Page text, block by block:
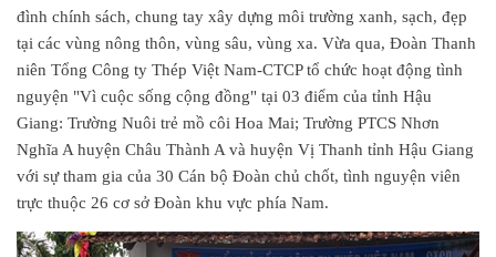
đình chính sách, chung tay xây dựng môi trường xanh, sạch, đẹp
tại các vùng nông thôn, vùng sâu, vùng xa. Vừa qua, Đoàn Thanh
niên Tổng Công ty Thép Việt Nam-CTCP tổ chức hoạt động tình
nguyện "Vì cuộc sống cộng đồng" tại 03 điểm của tỉnh Hậu
Giang: Trường Nuôi trẻ mồ côi Hoa Mai; Trường PTCS Nhơn
Nghĩa A huyện Châu Thành A và huyện Vị Thanh tỉnh Hậu Giang
với sự tham gia của 30 Cán bộ Đoàn chủ chốt, tình nguyện viên
trực thuộc 26 cơ sở Đoàn khu vực phía Nam.